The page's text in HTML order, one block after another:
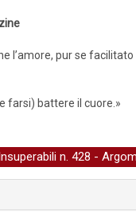
l’amore, pur se
farsi) battere il cuore.»
n. 428 -